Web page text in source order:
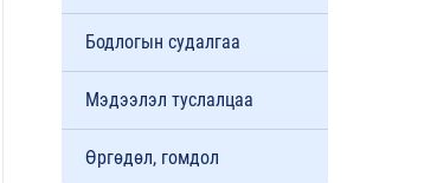
Бодлогын судалгаа
Мэдээлэл туслалцаа
Өргөдөл, гомдол